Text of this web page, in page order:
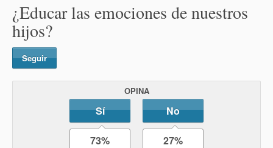
¿Educar las emociones de nuestros
hijos?
Seguir
OPINA
Sí No
73% 27%